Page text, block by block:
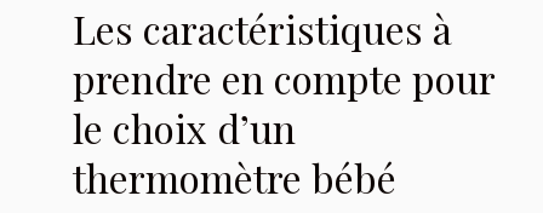
Les caractéristiques à
prendre en compte pour
le choix d’un
thermomètre bébé